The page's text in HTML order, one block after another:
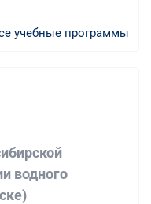
учебные программы
водного